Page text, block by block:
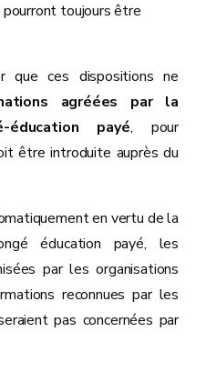
toujours être
ces dispositions ne
agréées par la
éducation payé, pour
être introduite auprès du
en vertu de la
éducation payé, les
par les organisations
reconnues par les
pas concernées par